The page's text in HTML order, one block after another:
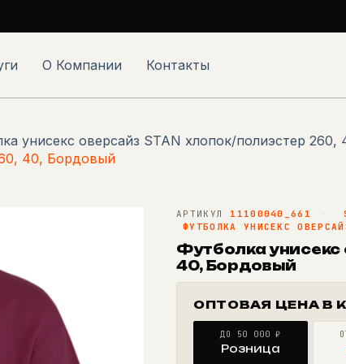
О Компании Контакты
унисекс оверсайз STAN хлопок/полиэстер 260,
40, Бордовый
АРТИКУЛ 11100040_661 ·
ФУТБОЛКА УНИСЕКС
Футболка унисекс
40, Бордовый
ОПТОВАЯ ЦЕНА В
ДО 50 000 ₽
Розница